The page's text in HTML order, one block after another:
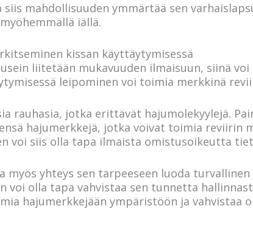
mahdollisuuden ymmärtää sen
iällä.
kissan käyttäytymisessä
liitetään mukavuuden ilmaisuun, siinä
leipominen voi toimia merkkinä
rauhasia, jotka erittävät hajumolekyylejä.
hajumerkkejä, jotka voivat toimia reviirin
voi siis olla tapa ilmaista omistusoikeutta
myös yhteys sen tarpeeseen luoda
voi olla tapa vahvistaa sen tunnetta
hajumerkkejään ympäristöön ja vahvistaa